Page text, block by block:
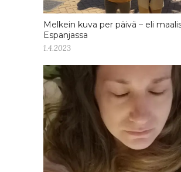
Melkein kuva per päivä – eli
Espanjassa
1.4.2023